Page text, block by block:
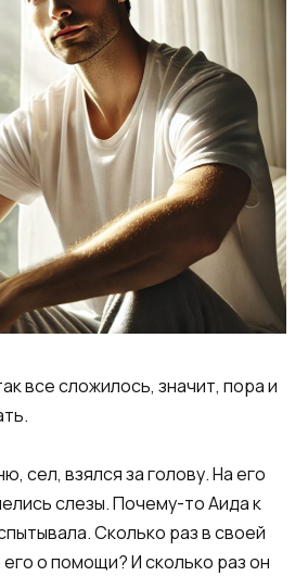
все сложилось, значит, пора и
сел, взялся за голову. На его
слезы. Почему-то Аида к
Сколько раз в своей
о помощи? И сколько раз он